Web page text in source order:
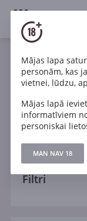
Sarkans
Pinot Noir
Sangiovese
Filtri
Mājas lapa
personām, kas
vietnei, lūdzu,
Mājas lapā
informatīviem
personiskai
MAN NAV 18